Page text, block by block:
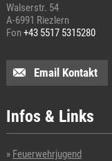
Walserstr. 54
A-6991 Riezlern
Fon+43 5517 5315280
Email Kontakt
Infos & Links
Feuerwehrjugend